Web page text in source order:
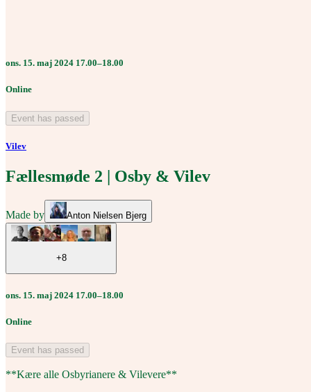
ons. 15. maj 2024 17.00–18.00
Online
Event has passed
Vilev
Fællesmøde 2 | Osby & Vilev
Made by Anton Nielsen Bjerg
+8
ons. 15. maj 2024 17.00–18.00
Online
Event has passed
**Kære alle Osbyrianere & Vilevere**